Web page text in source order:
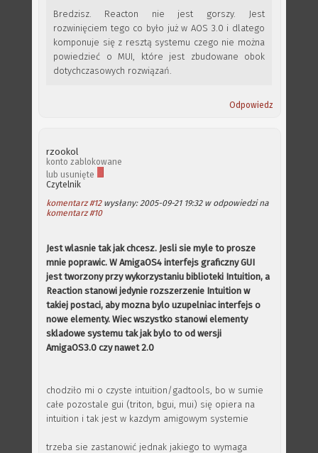
Bredzisz. Reacton nie jest gorszy. Jest
rozwinięciem tego co było już w AOS 3.0 i dlatego
komponuje się z resztą systemu czego nie można
powiedzieć o MUI, które jest zbudowane obok
dotychczasowych rozwiązań.
Odpowiedz
rzookol
konto zablokowane
lub usunięte
Czytelnik
komentarz #12wysłany: 2005-09-21 19:32 w odpowiedzi na
komentarz #10
Jest wlasnie tak jak chcesz. Jesli sie myle to prosze
mnie poprawic. W AmigaOS4 interfejs graficzny GUI
jest tworzony przy wykorzystaniu biblioteki Intuition, a
Reaction stanowi jedynie rozszerzenie Intuition w
takiej postaci, aby mozna bylo uzupelniac interfejs o
nowe elementy. Wiec wszystko stanowi elementy
skladowe systemu tak jak bylo to od wersji
AmigaOS3.0 czy nawet 2.0
chodziło mi o czyste intuition/gadtools, bo w sumie
całe pozostale gui (triton, bgui, mui) się opiera na
intuition i tak jest w kazdym amigowym systemie
trzeba sie zastanowić jednak jakiego to wymaga